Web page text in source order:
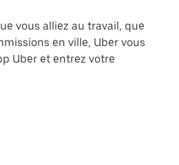
vous alliez au travail, que
en ville, Uber vous
Uber et entrez votre